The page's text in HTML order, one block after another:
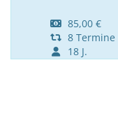
85,00 €
8 Termine
18 J.